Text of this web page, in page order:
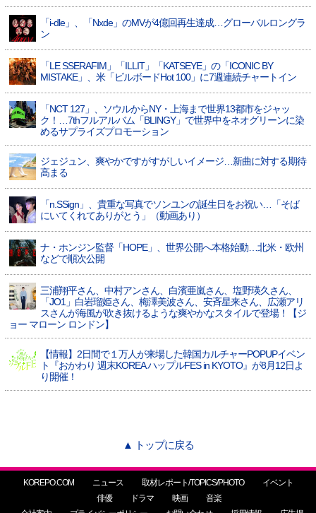
「i-dle」、「Nxde」のMVが4億回再生達成…グローバルロングラ
ン
「LE SSERAFIM」「ILLIT」「KATSEYE」の「ICONIC BY
MISTAKE」、米「ビルボードHot 100」に7週連続チャートイン
「NCT 127」、ソウルからNY・上海まで世界13都市をジャッ
ク！…7thフルアルバム「BLINGY」で世界中をネオグリーンに染
めるサプライズプロモーション
ジェジュン、爽やかですがすがしいイメージ…新曲に対する期待
高まる
「n.SSign」、貴重な写真でソンユンの誕生日をお祝い…「そば
にいてくれてありがとう」（動画あり）
ナ・ホンジン監督「HOPE」、世界公開へ本格始動…北米・欧州
などで順次公開
三浦翔平さん、中村アンさん、白濱亜嵐さん、塩野瑛久さん、
「JO1」白岩瑠姫さん、梅澤美波さん、安斉星来さん、広瀬アリ
スさんが海風が吹き抜けるような爽やかなスタイルで登場！【ジ
ョー マローン ロンドン】
【情報】2日間で１万人が来場した韓国カルチャーPOPUPイベン
ト『おかわり 週末KOREA ハップルFES in KYOTO』が8月12日よ
り開催！
▲ トップに戻る
KOREPO.COM ニュース 取材レポート/TOPICS/PHOTO
イベント
俳優
ドラマ 映画
音楽